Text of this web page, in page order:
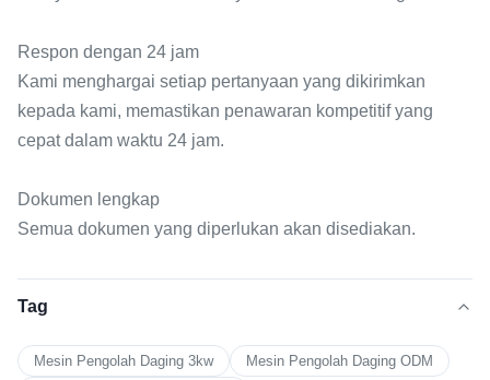
Respon dengan 24 jam
Kami menghargai setiap pertanyaan yang dikirimkan
kepada kami, memastikan penawaran kompetitif yang
cepat dalam waktu 24 jam.
Dokumen lengkap
Semua dokumen yang diperlukan akan disediakan.
Tag
Mesin Pengolah Daging 3kw
Mesin Pengolah Daging ODM